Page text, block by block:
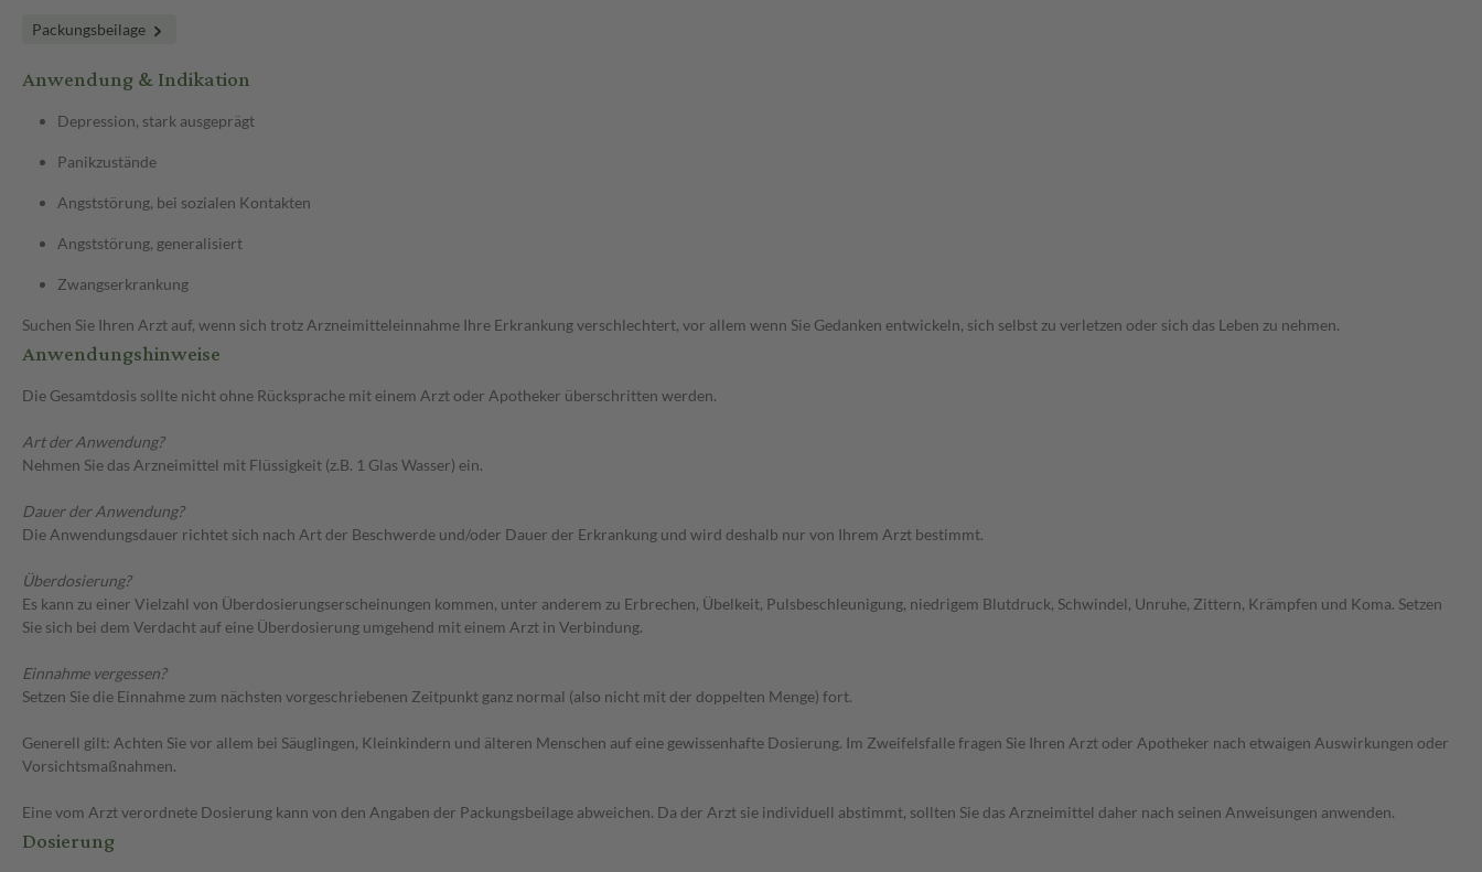
Packungsbeilage
Anwendung & Indikation
Depression, stark ausgeprägt
Panikzustände
Angststörung, bei sozialen Kontakten
Angststörung, generalisiert
Zwangserkrankung
Suchen Sie Ihren Arzt auf, wenn sich trotz Arzneimitteleinnahme Ihre Erkrankung verschlechtert, vor allem wenn Sie Gedanken entwickeln, sich selbst zu verletzen oder sich das Leben zu nehmen.
Anwendungshinweise
Die Gesamtdosis sollte nicht ohne Rücksprache mit einem Arzt oder Apotheker überschritten werden.
Art der Anwendung?
Nehmen Sie das Arzneimittel mit Flüssigkeit (z.B. 1 Glas Wasser) ein.
Dauer der Anwendung?
Die Anwendungsdauer richtet sich nach Art der Beschwerde und/oder Dauer der Erkrankung und wird deshalb nur von Ihrem Arzt bestimmt.
Überdosierung?
Es kann zu einer Vielzahl von Überdosierungserscheinungen kommen, unter anderem zu Erbrechen, Übelkeit, Pulsbeschleunigung, niedrigem Blutdruck, Schwindel, Unruhe, Zittern, Krämpfen und Koma. Setzen
Sie sich bei dem Verdacht auf eine Überdosierung umgehend mit einem Arzt in Verbindung.
Einnahme vergessen?
Setzen Sie die Einnahme zum nächsten vorgeschriebenen Zeitpunkt ganz normal (also nicht mit der doppelten Menge) fort.
Generell gilt: Achten Sie vor allem bei Säuglingen, Kleinkindern und älteren Menschen auf eine gewissenhafte Dosierung. Im Zweifelsfalle fragen Sie Ihren Arzt oder Apotheker nach etwaigen Auswirkungen oder
Vorsichtsmaßnahmen.
Eine vom Arzt verordnete Dosierung kann von den Angaben der Packungsbeilage abweichen. Da der Arzt sie individuell abstimmt, sollten Sie das Arzneimittel daher nach seinen Anweisungen anwenden.
Dosierung